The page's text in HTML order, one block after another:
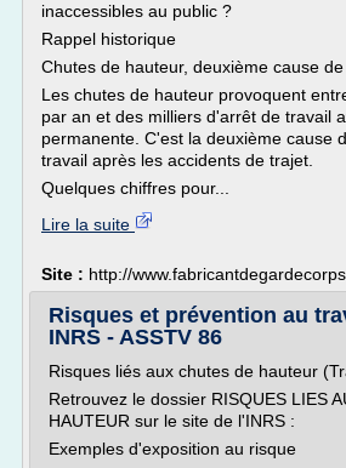
inaccessibles au public ?
Rappel historique
Chutes de hauteur, deuxième cause
Les chutes de hauteur provoquent
par an et des milliers d'arrêt de travail
permanente. C'est la deuxième cause
travail après les accidents de trajet.
Quelques chiffres pour...
Lire la suite
Site : http://
Risques et prévention au
INRS - ASSTV 86
Risques liés aux chutes de hauteur
Retrouvez le dossier RISQUES LIES
HAUTEUR sur le site de l'INRS :
Exemples d'exposition au risque